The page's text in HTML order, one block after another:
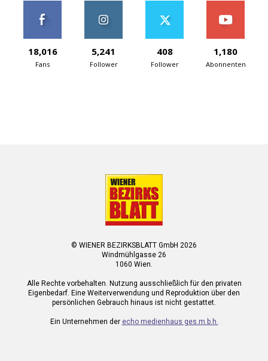
18,016
Fans
5,241
Follower
408
Follower
1,180
Abonnenten
© WIENER BEZIRKSBLATT GmbH 2026
Windmühlgasse 26
1060 Wien.
Alle Rechte vorbehalten. Nutzung ausschließlich für den privaten
Eigenbedarf. Eine Weiterverwendung und Reproduktion über den
persönlichen Gebrauch hinaus ist nicht gestattet.
Ein Unternehmen der echo medienhaus ges.m.b.h.